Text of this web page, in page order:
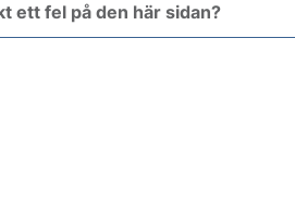
ett fel på den här sidan?